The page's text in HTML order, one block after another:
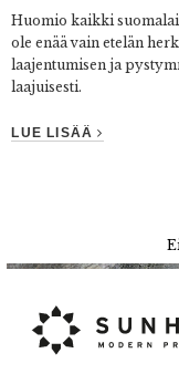
Huomio kaikki
ole enää vain etelän
laajentumisen ja
laajuisesti.
LUE LISÄÄ